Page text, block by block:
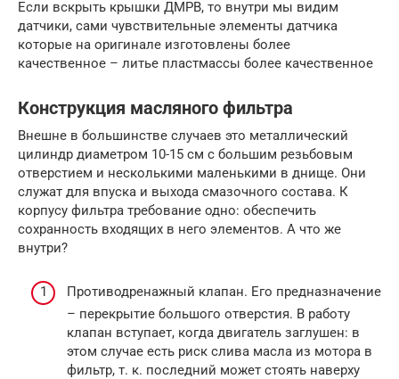
Если вскрыть крышки ДМРВ, то внутри мы видим
датчики, сами чувствительные элементы датчика
которые на оригинале изготовлены более
качественное – литье пластмассы более качественное
Конструкция масляного фильтра
Внешне в большинстве случаев это металлический
цилиндр диаметром 10-15 см с большим резьбовым
отверстием и несколькими маленькими в днище. Они
служат для впуска и выхода смазочного состава. К
корпусу фильтра требование одно: обеспечить
сохранность входящих в него элементов. А что же
внутри?
Противодренажный клапан. Его предназначение
– перекрытие большого отверстия. В работу
клапан вступает, когда двигатель заглушен: в
этом случае есть риск слива масла из мотора в
фильтр, т. к. последний может стоять наверху